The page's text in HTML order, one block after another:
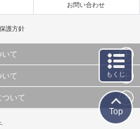
お問い合わせ
護方針
いて
、画像データ等）及びこれらの配置・
二次利用を行うことは固く禁じており
いて
が提出された見解・感想です。
ご覧ください。
ついて
たコンテンツや広告の表示、ソーシャル
もくじ
Top